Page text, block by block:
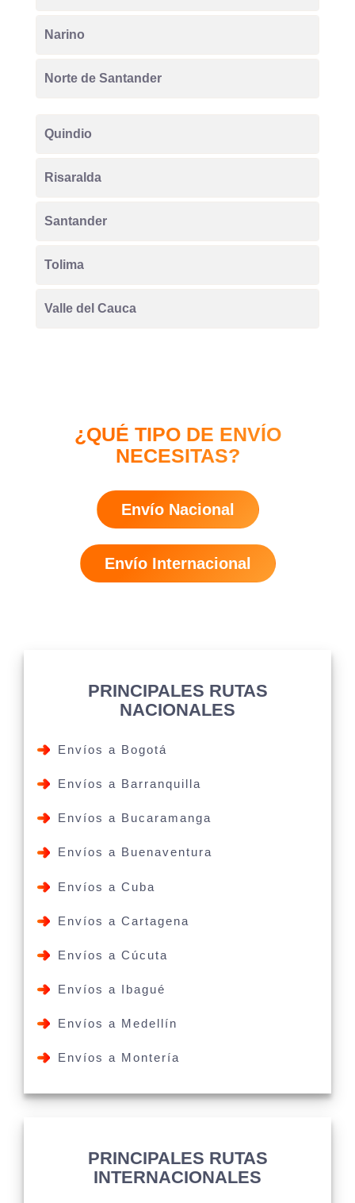
Narino
Norte de Santander
Quindio
Risaralda
Santander
Tolima
Valle del Cauca
¿QUÉ TIPO DE ENVÍO
NECESITAS?
Envío Nacional
Envío Internacional
PRINCIPALES RUTAS
NACIONALES
Envíos a Bogotá
Envíos a Barranquilla
Envíos a Bucaramanga
Envíos a Buenaventura
Envíos a Cuba
Envíos a Cartagena
Envíos a Cúcuta
Envíos a Ibagué
Envíos a Medellín
Envíos a Montería
PRINCIPALES RUTAS
INTERNACIONALES